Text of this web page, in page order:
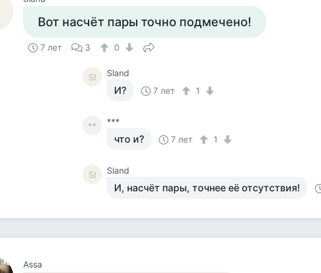
Вот насчёт пары точно подмечено!
7 лет 3 0
Sl Sland
И? 7 лет 1
** ***
что и? 7 лет 1
Sl Sland
И, насчёт пары, точнее её отсутствия!
Assa